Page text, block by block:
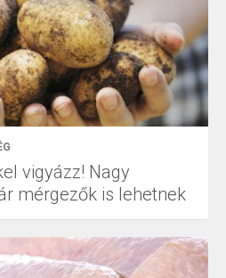
vigyázz! Nagy
mérgezők is lehetnek